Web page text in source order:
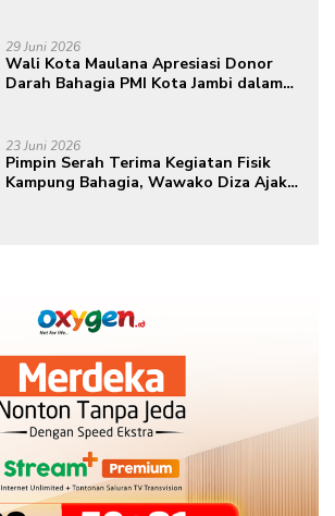
29 Juni 2026
Wali Kota Maulana Apresiasi Donor
Darah Bahagia PMI Kota Jambi dalam
23 Juni 2026
Pimpin Serah Terima Kegiatan Fisik
Kampung Bahagia, Wawako Diza Ajak